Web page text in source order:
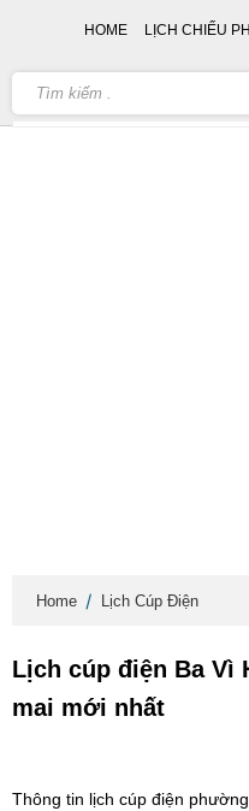
Home Lịch Cúp Điện
Lịch cúp điện Ba Vì
mai mới nhất
Thông tin lịch cúp điện
HOME LỊCH CHIẾU